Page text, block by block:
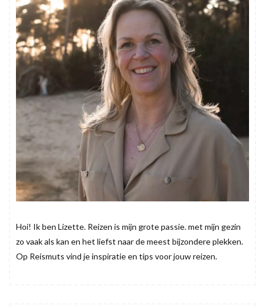
Hoi! Ik ben Lizette. Reizen is mijn grote passie. met mijn gezin
zo vaak als kan en het liefst naar de meest bijzondere plekken.
Op Reismuts vind je inspiratie en tips voor jouw reizen.